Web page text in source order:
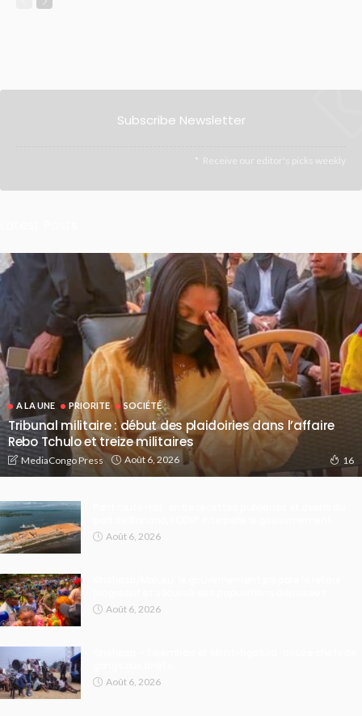
Subscribe Newsletter
Receive our editor's picks weekly
A LA UNE PRIORITE SOCIÉTÉ
Tribunal militaire : début des plaidoiries dans l’affaire
Rebo Tchulo et treize militaires
MediaCongo Press Août 6, 2026 16
Août 6, 2026
Août 6, 2026
Août 6, 2026